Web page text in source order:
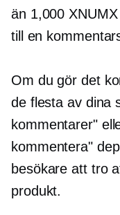
än 1,000
till en
Om du gör det
de flesta av dina
kommentarer"
kommentera"
besökare att tro
produkt.